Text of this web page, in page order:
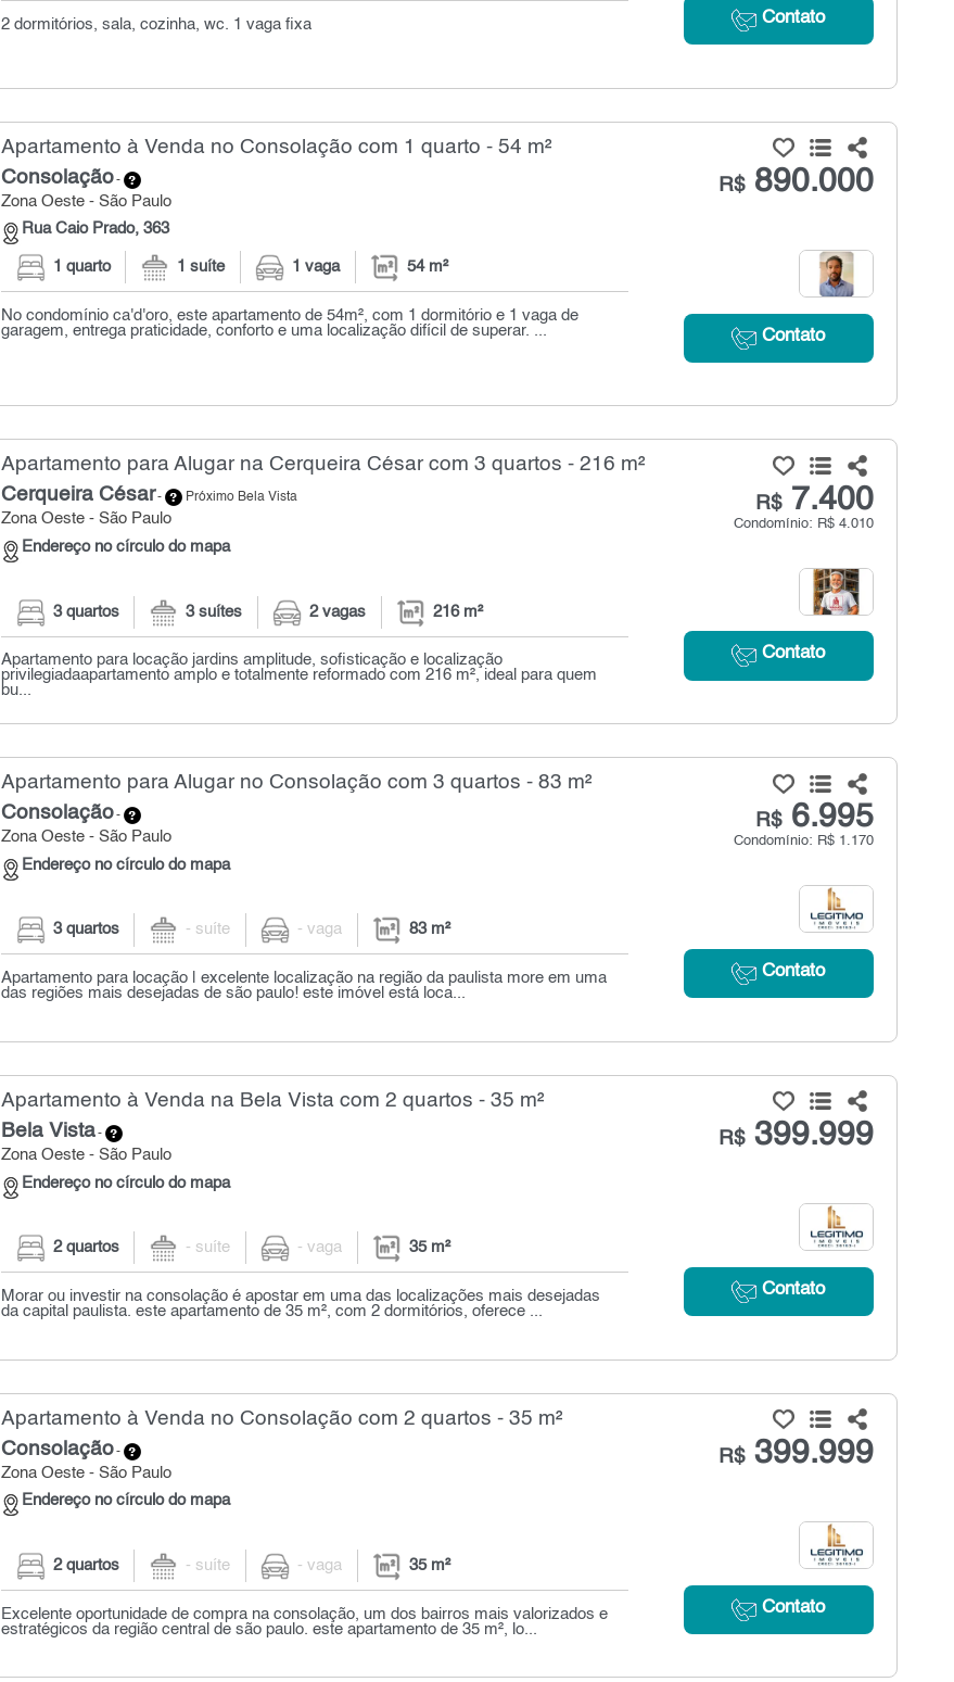
Contato
2 dormitórios, sala, cozinha, wc. 1 vaga fixa
Apartamento à Venda no Consolação com 1 quarto - 54 m²
Consolação-
Zona Oeste - São Paulo
Rua Caio Prado, 363
R$890.000
Contato
1 quarto 1 suíte 1 vaga 54 m²
No condomínio ca'd'oro, este apartamento de 54m², com 1 dormitório e 1 vaga de
garagem, entrega praticidade, conforto e uma localização difícil de superar. ...
Apartamento para Alugar na Cerqueira César com 3 quartos - 216 m²
Cerqueira César- Próximo Bela Vista
Zona Oeste - São Paulo
Endereço no círculo do mapa
R$7.400
Condomínio: R$ 4.010
Contato
3 quartos 3 suítes 2 vagas 216 m²
Apartamento para locação jardins amplitude, sofisticação e localização
privilegiadaapartamento amplo e totalmente reformado com 216 m², ideal para quem
bu...
Apartamento para Alugar no Consolação com 3 quartos - 83 m²
Consolação-
Zona Oeste - São Paulo
Endereço no círculo do mapa
R$6.995
Condomínio: R$ 1.170
Contato
3 quartos - suíte - vaga 83 m²
Apartamento para locação | excelente localização na região da paulista more em uma
das regiões mais desejadas de são paulo! este imóvel está loca...
Apartamento à Venda na Bela Vista com 2 quartos - 35 m²
Bela Vista-
Zona Oeste - São Paulo
Endereço no círculo do mapa
R$399.999
Contato
2 quartos - suíte - vaga 35 m²
Morar ou investir na consolação é apostar em uma das localizações mais desejadas
da capital paulista. este apartamento de 35 m², com 2 dormitórios, oferece ...
Apartamento à Venda no Consolação com 2 quartos - 35 m²
Consolação-
Zona Oeste - São Paulo
Endereço no círculo do mapa
R$399.999
Contato
2 quartos - suíte - vaga 35 m²
Excelente oportunidade de compra na consolação, um dos bairros mais valorizados e
estratégicos da região central de são paulo. este apartamento de 35 m², lo...